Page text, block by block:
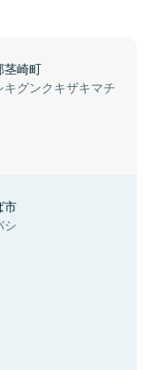
茎崎町
キグンクキザキマチ
市
シ